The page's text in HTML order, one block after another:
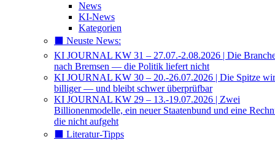
News
KI-News
Kategorien
⬛️ Neuste News:
KI JOURNAL KW 31 – 27.07.-2.08.2026 | Die
nach Bremsen — die Politik liefert nicht
KI JOURNAL KW 30 – 20.-26.07.2026 | Die Spitze
billiger — und bleibt schwer überprüfbar
KI JOURNAL KW 29 – 13.-19.07.2026 | Zwei
Billionenmodelle, ein neuer Staatenbund und eine
die nicht aufgeht
⬛️ Literatur-Tipps